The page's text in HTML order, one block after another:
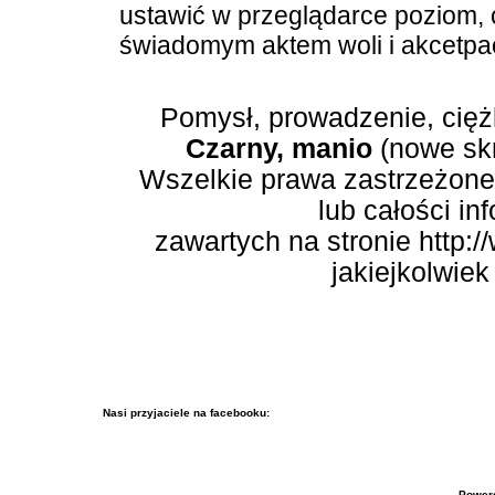
ustawić w przeglądarce
świadomym aktem woli i
Pomysł, prowadzenie,
Czarny, manio (nowe
Wszelkie prawa
lub całości
zawartych na stronie
Nasi przyjaciele na facebooku: